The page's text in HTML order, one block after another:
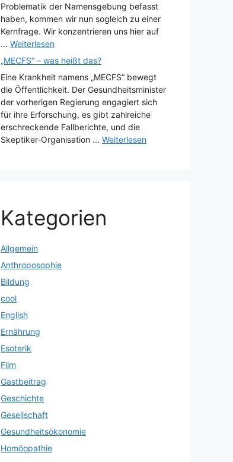
Problematik der Namensgebung befasst
haben, kommen wir nun sogleich zu einer
Kernfrage. Wir konzentrieren uns hier auf
... Weiterlesen
„MECFS“ – was heißt das?
Eine Krankheit namens „MECFS“ bewegt
die Öffentlichkeit. Der Gesundheitsminister
der vorherigen Regierung engagiert sich
für ihre Erforschung, es gibt zahlreiche
erschreckende Fallberichte, und die
Skeptiker-Organisation ... Weiterlesen
Kategorien
Allgemein
Anthroposophie
Bildung
cool
English
Ernährung
Esoterik
Film
Gastbeitrag
Geschichte
Gesellschaft
Gesundheitsökonomie
Homöopathie